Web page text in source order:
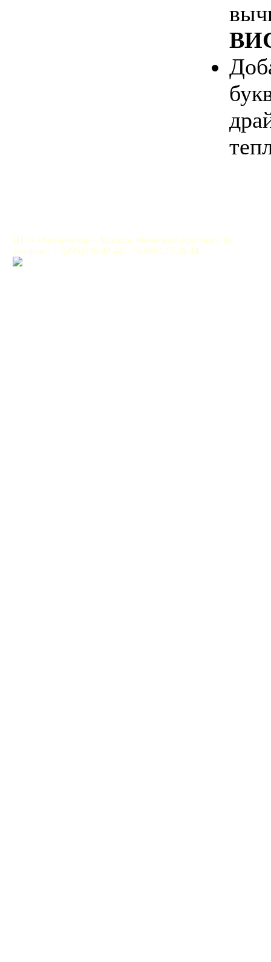
НПО «Тепловизор», Москва, Рязанский проспект, 8а
тел/факс: +7(495)730-47-44, +7(495)127-28-44